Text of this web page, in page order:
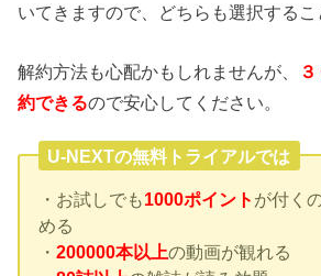
いてきますので、どちらも選択するこ
解約方法も心配かもしれませんが、
約できるので安心してください。
U-NEXTの無料トライアルでは
・お試しでも1000ポイント が付く
める
・200000本以上の動画が観れる